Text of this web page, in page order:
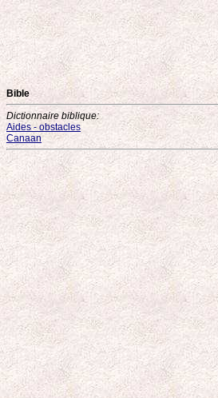
Bible
Dictionnaire biblique:
Aides - obstacles
Canaan